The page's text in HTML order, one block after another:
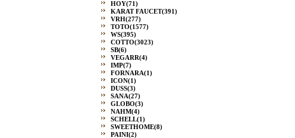
HOY(71)
KARAT FAUCET(391)
VRH(277)
TOTO(1577)
WS(395)
COTTO(3023)
SB(6)
VEGARR(4)
IMP(7)
FORNARA(1)
ICON(1)
DUSS(3)
SANA(27)
GLOBO(3)
NAHM(4)
SCHELL(1)
SWEETHOME(8)
PAINI(2)